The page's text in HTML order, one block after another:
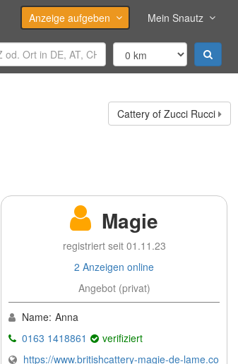
Anzeige aufgeben Mein Snautz
Cattery of Zucci Rucci
Magie
registriert seit 01.11.23
2 Anzeigen online
Angebot (privat)
Name: Anna
0163 1418861
verifiziert
https://www.britishcattery-magie-de-lame.co